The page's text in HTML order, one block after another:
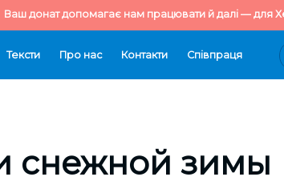
Ваш донат допомагає нам працювати й далі — для
Тексти Про нас Контакти Cпівпраця
снежной зимы